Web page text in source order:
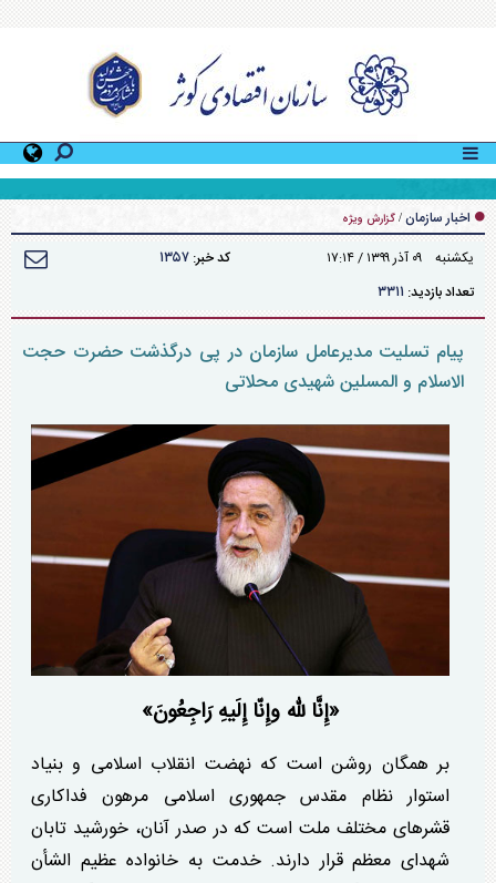
انسانی سازمان برگزار شد
اخبار سازمان / گزارش ویژه
يکشنبه ۰۹ آذر ۱۳۹۹ / ۱۷:۱۴ کد خبر: ۱۳۵۷
تعداد بازدید: ۳۳۱۱
پیام تسلیت مدیرعامل سازمان در پی درگذشت حضرت حجت
الاسلام و المسلین شهیدی محلاتی
«إِنَّا للّه وإِنّا إِلَیهِ رَاجِعُونَ»
بر همگان روشن است که نهضت انقلاب اسلامی و بنیاد
استوار نظام مقدس جمهوری اسلامی مرهون‏‎ ‎‏فداکاری
قشر‌های مختلف ملت است که در صدر آنان، خورشید تابان
شهدای معظم قرار دارند. خدمت به خانواده عظیم الشأن